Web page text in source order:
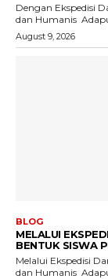
Dengan Ekspedisi
dan
August 9, 2026
BLOG
MELALUI
BENTUK SISWA
Melalui Ekspedisi
dan